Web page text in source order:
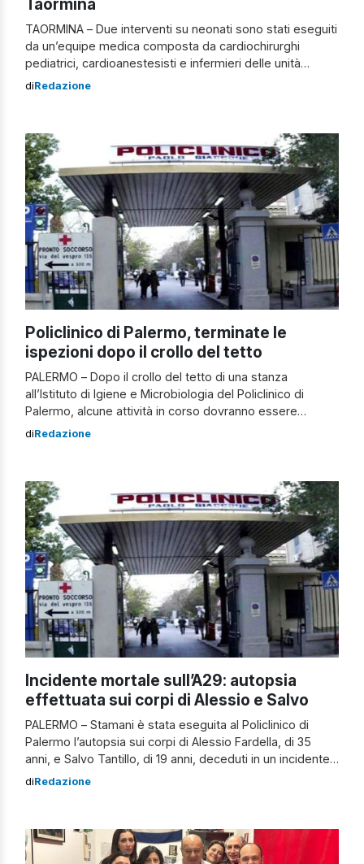
TAORMINA – Due interventi su neonati sono stati eseguiti
da un’equipe medica composta da cardiochirurghi
pediatrici, cardioanestesisti e infermieri delle unità
operative di Cardiochirurgia pediatrica e Anestesia
prematuro di 800 grammi con una severa insufficienza
[…]
diRedazione
Policlinico di Palermo, terminate le
ispezioni dopo il crollo del tetto
PALERMO – Dopo il crollo del tetto di una stanza
all’Istituto di Igiene e Microbiologia del Policlinico di
Palermo, alcune attività in corso dovranno essere
temporaneamente trasferite in altri spazi dell’Azienda
riparazione, che saranno eseguiti da cinque squadre di
operai, […]
diRedazione
Incidente mortale sull’A29: autopsia
effettuata sui corpi di Alessio e Salvo
PALERMO – Stamani è stata eseguita al Policlinico di
Palermo l’autopsia sui corpi di Alessio Fardella, di 35
anni, e Salvo Tantillo, di 19 anni, deceduti in un incidente
stradale avvenuto il 23 aprile scorso sul raccordo
moto quando […]
diRedazione